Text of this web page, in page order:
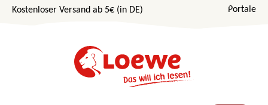
Zum Hauptinhalt springen
Kostenloser Versand ab 5€ (in DE) Portale